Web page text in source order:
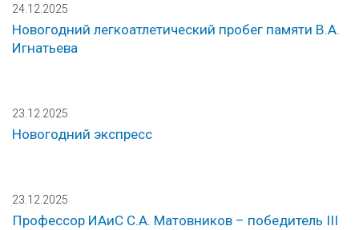
24.12.2025
Новогодний легкоатлетический пробег памяти В.А.
Игнатьева
23.12.2025
Новогодний экспресс
23.12.2025
Профессор ИАиС С.А. Матовников – победитель III